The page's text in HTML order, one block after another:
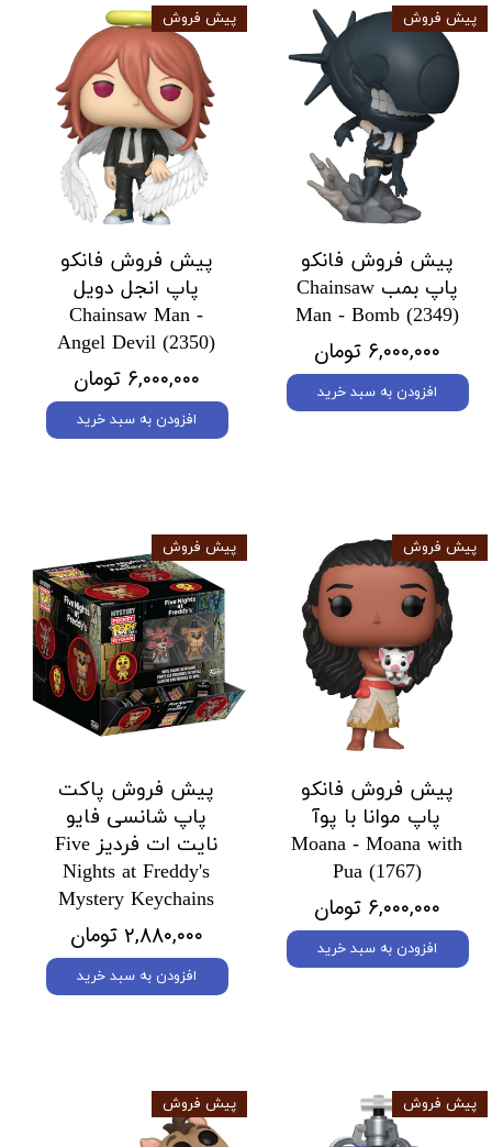
پیش فروش فانکو
پاپ بمب Chainsaw
Man - Bomb (2349)
۶,۰۰۰,۰۰۰ تومان
افزودن به سبد خرید
پیش فروش
پیش فروش فانکو
پاپ انجل دویل
Chainsaw Man -
Angel Devil (2350)
۶,۰۰۰,۰۰۰ تومان
افزودن به سبد خرید
پیش فروش
پیش فروش فانکو
پاپ موانا با پوآ
Moana - Moana with
Pua (1767)
۶,۰۰۰,۰۰۰ تومان
افزودن به سبد خرید
پیش فروش
پیش فروش پاکت
پاپ شانسی فایو
نایت ات فردیز Five
Nights at Freddy's
Mystery Keychains
۲,۸۸۰,۰۰۰ تومان
افزودن به سبد خرید
پیش فروش
پیش فروش پیش فروش